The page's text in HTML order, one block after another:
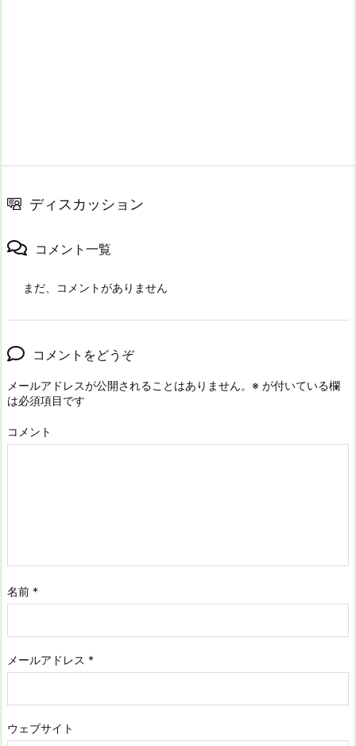
ディスカッション
コメント一覧
まだ、コメントがありません
コメントをどうぞ
メールアドレスが公開されることはありません。 ※ が付いている欄
は必須項目です
コメント
名前 *
メールアドレス *
ウェブサイト